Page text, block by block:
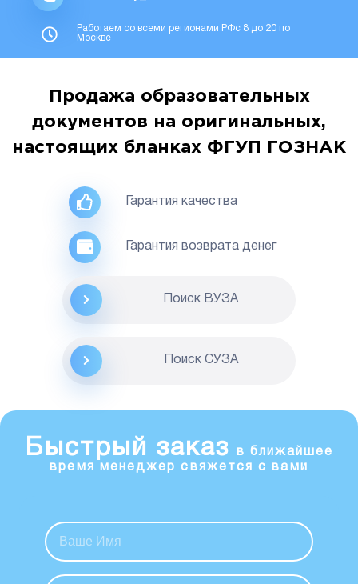
Работаем со всеми регионами РФс 8 до 20 по
Москве
Продажа образовательных
документов на оригинальных,
настоящих бланках ФГУП ГОЗНАК
Гарантия качества
Гарантия возврата денег
Поиск ВУЗА
Поиск CУЗА
Быстрый заказ
в ближайшее
время менеджер свяжется с вами